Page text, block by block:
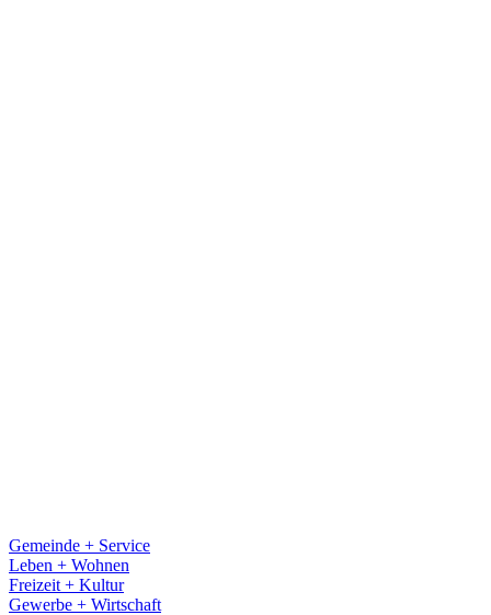
Gemeinde + Service
Leben + Wohnen
Freizeit + Kultur
Gewerbe + Wirtschaft